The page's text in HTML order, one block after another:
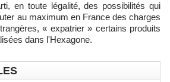
en toute légalité, des possibilités qui
au maximum en France des charges
« expatrier » certains produits
dans l'Hexagone.